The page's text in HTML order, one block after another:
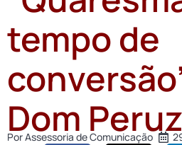
tempo de
Dom
PorAssessoria de Comunicação